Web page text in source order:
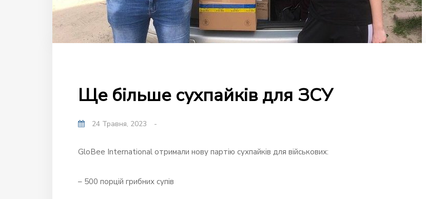
Ще більше сухпайків для ЗСУ
24 Травня, 2023 -
GloBee International отримали нову партію сухпайків для військових:
– 500 порцій грибних супів